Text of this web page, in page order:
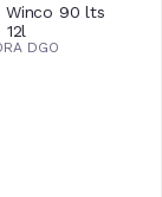
Winco 90 lts
DGO